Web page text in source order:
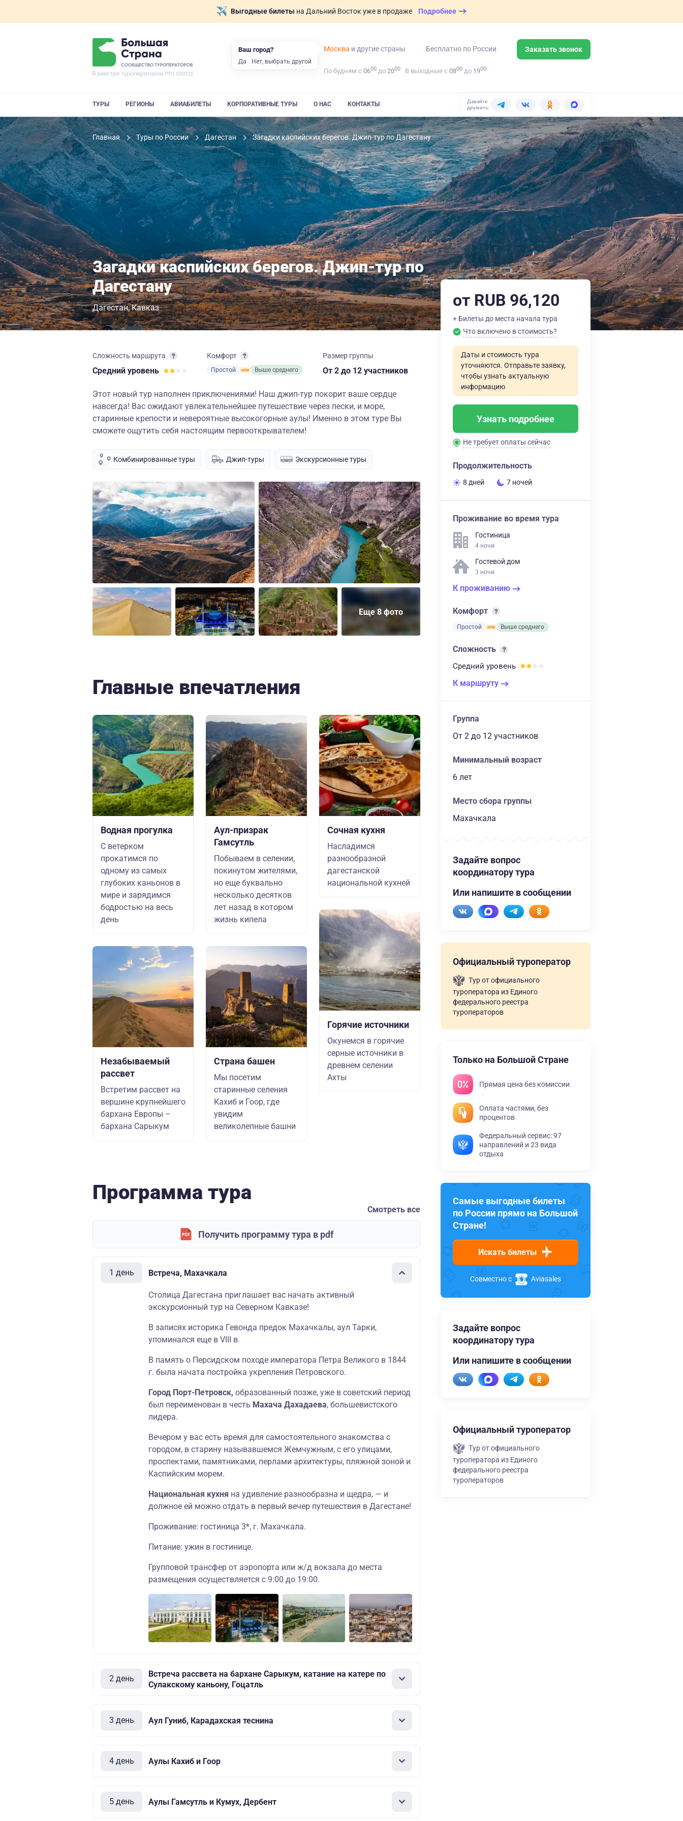
Выгодные билеты на Дальний Восток уже в продаже Подробнее
Москва и другие страны Бесплатно по России Заказать звонок
По будням с 0600 до 2000 В выходные с 0800 до 1900
ТУРЫ РЕГИОНЫ АВИАБИЛЕТЫ КОРПОРАТИВНЫЕ ТУРЫ О НАС КОНТАКТЫ
Давайте
дружить:
Главная Туры по России Дагестан Загадки каспийских берегов. Джип-тур по Дагестану
Загадки каспийских берегов. Джип-тур по
Дагестану
Дагестан Кавказ
Сложность маршрута
Средний уровень
Комфорт
Простой Выше среднего
Размер группы
От 2 до 12 участников
Этот новый тур наполнен приключениями! Наш джип-тур покорит ваше сердце
навсегда! Вас ожидают увлекательнейшее путешествие через пески, и море,
старинные крепости и невероятные высокогорные аулы! Именно в этом туре Вы
сможете ощутить себя настоящим первооткрывателем!
Комбинированные туры Джип-туры Экскурсионные туры
Еще 8 фото
Главные впечатления
Водная прогулка
С ветерком
прокатимся по
одному из самых
глубоких каньонов в
мире и зарядимся
бодростью на весь
день
Незабываемый
рассвет
Встретим рассвет на
вершине крупнейшего
бархана Европы –
бархана Сарыкум
Аул-призрак
Гамсутль
Побываем в селении,
покинутом жителями,
но еще буквально
несколько десятков
лет назад в котором
жизнь кипела
Страна башен
Мы посетим
старинные селения
Кахиб и Гоор, где
увидим
великолепные башни
Сочная кухня
Насладимся
разнообразной
дагестанской
национальной кухней
Горячие источники
Окунемся в горячие
серные источники в
древнем селении
Ахты
Программа тура
Смотреть все
Получить программу тура в pdf
1 день Встреча, Махачкала
Столица Дагестана приглашает вас начать активный
экскурсионный тур на Северном Кавказе!
В записях историка Гевонда предок Махачкалы, аул Тарки,
упоминался еще в VIII в.
В память о Персидском походе императора Петра Великого в 1844
г. была начата постройка укрепления Петровского.
Город Порт-Петровск, образованный позже, уже в советский период
был переименован в честь Махача Дахадаева, большевистского
лидера.
Вечером у вас есть время для самостоятельного знакомства с
городом, в старину называвшемся Жемчужным, с его улицами,
проспектами, памятниками, перлами архитектуры, пляжной зоной и
Каспийским морем.
Национальная кухня на удивление разнообразна и щедра, — и
должное ей можно отдать в первый вечер путешествия в Дагестане!
Проживание: гостиница 3*, г. Махачкала.
Питание: ужин в гостинице.
Групповой трансфер от аэропорта или ж/д вокзала до места
размещения осуществляется с 9:00 до 19:00.
2 день
Встреча рассвета на бархане Сарыкум, катание на катере по
Сулакскому каньону, Гоцатль
3 день Аул Гуниб, Карадахская теснина
4 день Аулы Кахиб и Гоор
5 день Аулы Гамсутль и Кумух, Дербент
от RUB 96,120
+ Билеты до места начала тура
Что включено в стоимость?
Даты и стоимость тура
уточняются. Отправьте заявку,
чтобы узнать актуальную
информацию
Узнать подробнее
Не требует оплаты сейчас
Продолжительность
8 дней 7 ночей
Проживание во время тура
Гостиница
4 ночи
Гостевой дом
3 ночи
К проживанию
Комфорт
Простой Выше среднего
Сложность
Средний уровень
К маршруту
Группа
От 2 до 12 участников
Минимальный возраст
6 лет
Место сбора группы
Махачкала
Задайте вопрос
координатору тура
Или напишите в сообщении
Официальный туроператор
Тур от официального
туроператора из Единого
федерального реестра
туроператоров
Только на Большой Стране
Прямая цена без комиссии
Оплата частями, без
процентов
Федеральный сервис: 97
направлений и 23 вида
отдыха
Самые выгодные билеты
по России прямо на Большой
Стране!
Искать билеты
Совместно с Aviasales
Задайте вопрос
координатору тура
Или напишите в сообщении
Официальный туроператор
Тур от официального
туроператора из Единого
федерального реестра
туроператоров
Ваш город?
Да Нет, выбрать другой